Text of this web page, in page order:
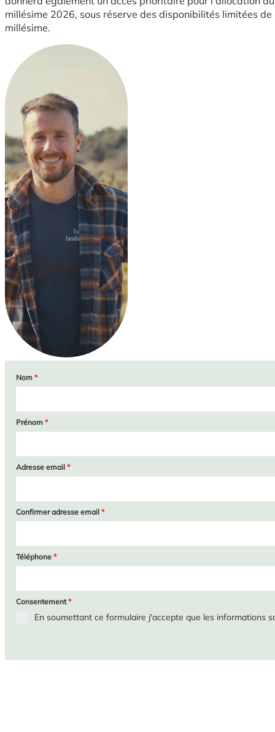
millésime 2026, sous réserve des disponibilités limitées de
millésime.
Nom*
Prénom*
Adresse email*
Confirmer adresse email*
Téléphone*
Consentement*
En soumettant ce formulaire j'accepte que les informations